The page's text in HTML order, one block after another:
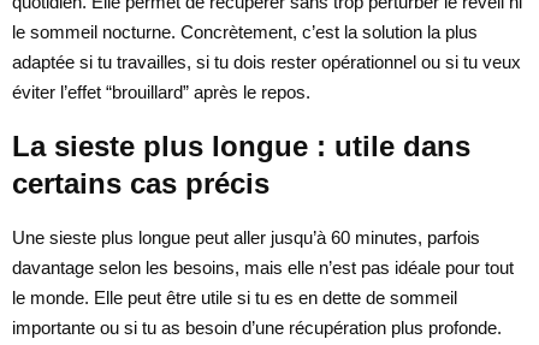
le sommeil nocturne. Concrètement, c’est la solution la plus
adaptée si tu travailles, si tu dois rester opérationnel ou si tu veux
éviter l’effet “brouillard” après le repos.
La sieste plus longue : utile dans
certains cas précis
Une sieste plus longue peut aller jusqu’à 60 minutes, parfois
davantage selon les besoins, mais elle n’est pas idéale pour tout
le monde. Elle peut être utile si tu es en dette de sommeil
importante ou si tu as besoin d’une récupération plus profonde.